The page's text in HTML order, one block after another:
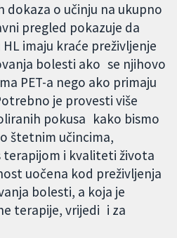
dokaza o učinju na ukupno
pregled pokazuje da
imaju kraće preživljenje
bolesti ako se njihovo
PET-a nego ako primaju
je provesti više
pokusa kako bismo
štetnim učincima,
i kvaliteti života
uočena kod preživljenja
bolesti, a koja je
terapije, vrijedi i za